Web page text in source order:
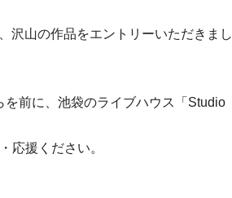
沢山の作品をエントリーいただきまし
前に、池袋のライブハウス「Studio
応援ください。